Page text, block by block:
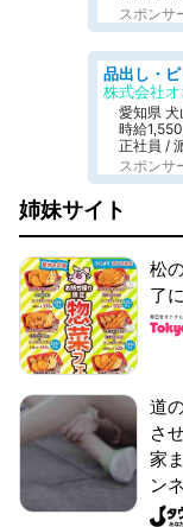
スポンサ
株式会社
愛知県 犬
時給
正社員 /
スポンサ
姉妹サイト
松
了
道
さ
家
ン